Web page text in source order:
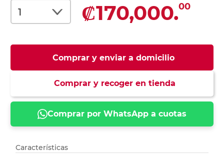
₡170,000.00
Comprar y enviar a domicilio
Comprar y recoger en tienda
Comprar por WhatsApp a cuotas
Características